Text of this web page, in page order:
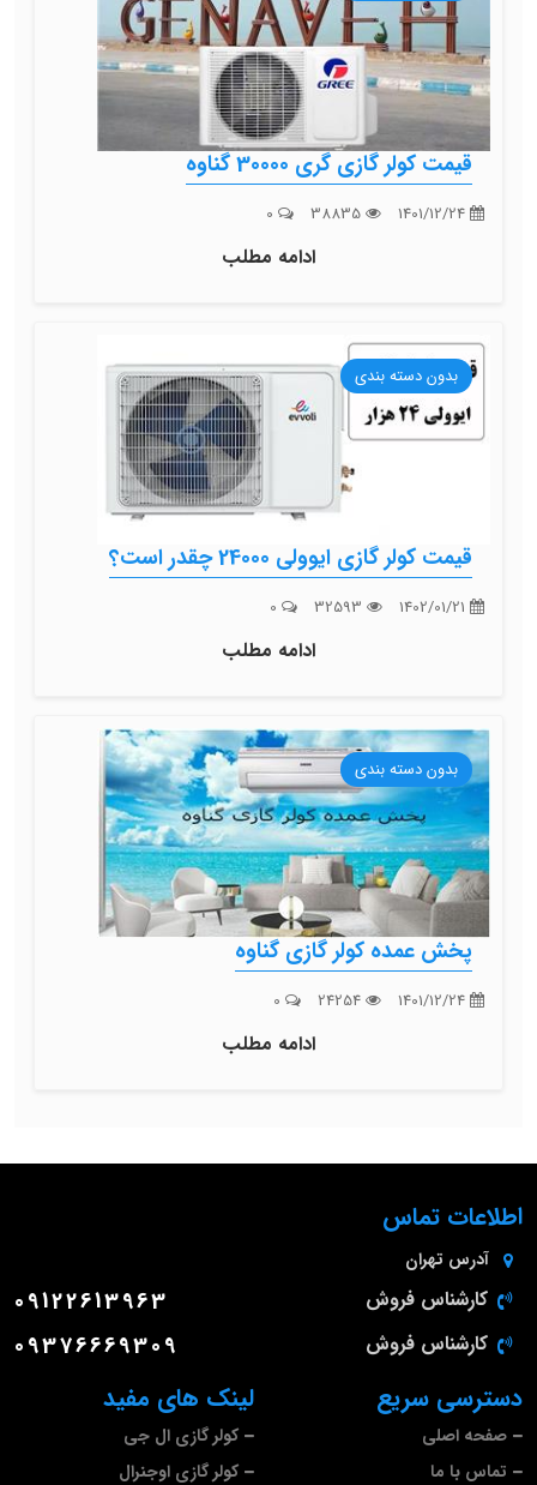
قیمت کولر گازی گری 30000 گناوه
ادامه مطلب
بدون دسته بندی
قیمت کولر گازی ایوولی 24000 چقدر است؟
ادامه مطلب
بدون دسته بندی
پخش عمده کولر گازی گناوه
ادامه مطلب
لینک های مفید
کولر گازی ال جی
کولر گازی اوجنرال
دسترسی سریع
صفحه اصلی
تماس با ما
اطلاعات تماس
آدرس تهران
کارشناس فروش 09122613963
کارشناس فروش 09376669309